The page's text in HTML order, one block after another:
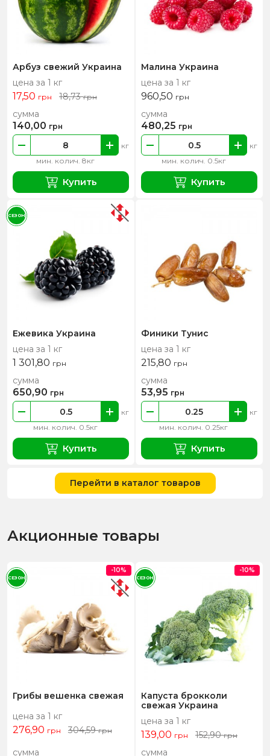
Арбуз свежий Украина
цена за 1 кг
17,50 грн 18,73грн
мин. колич. 8кг
кг
сумма
140,00 грн
Купить
Малина Украина
цена за 1 кг
960,50 грн
мин. колич. 0.5кг
кг
сумма
480,25 грн
Купить
Ежевика Украина
цена за 1 кг
1 301,80 грн
мин. колич. 0.5кг
кг
сумма
650,90 грн
Купить
СЕЗОН
Финики Тунис
цена за 1 кг
215,80 грн
мин. колич. 0.25кг
кг
сумма
53,95 грн
Купить
Перейти в каталог товаров
Акционные товары
Грибы вешенка свежая
цена за 1 кг
276,90 грн 304,59грн
сумма
-10%
СЕЗОН
Капуста брокколи
свежая Украина
цена за 1 кг
139,00 грн 152,90грн
сумма
-10%
СЕЗОН